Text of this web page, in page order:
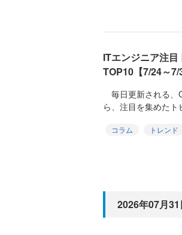
ITエンジニア注
TOP10【7/24～7/
毎日更新される、
ら、注目を集めた
コラム
トレンド
2026年07月31